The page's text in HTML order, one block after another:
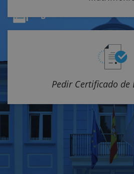
Pedir Certificado de